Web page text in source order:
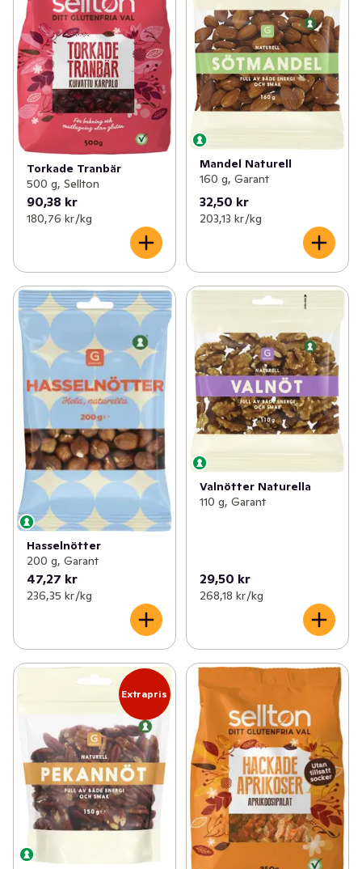
Torkade Tranbär
500 g, Sellton
90,38 kr
180,76 kr /kg
Mandel Naturell
160 g, Garant
32,50 kr
203,13 kr /kg
Hasselnötter
200 g, Garant
47,27 kr
236,35 kr /kg
Valnötter Naturella
110 g, Garant
29,50 kr
268,18 kr /kg
Extrapris